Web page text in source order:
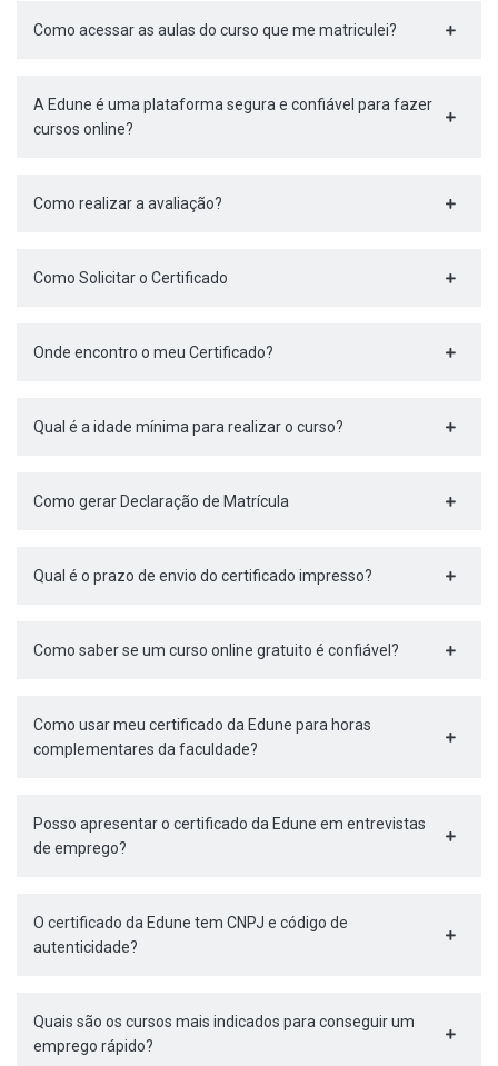
Como acessar as aulas do curso que me matriculei?
A Edune é uma plataforma segura e confiável para fazer
cursos online?
Como realizar a avaliação?
Como Solicitar o Certificado
Onde encontro o meu Certificado?
Qual é a idade mínima para realizar o curso?
Como gerar Declaração de Matrícula
Qual é o prazo de envio do certificado impresso?
Como saber se um curso online gratuito é confiável?
Como usar meu certificado da Edune para horas
complementares da faculdade?
Posso apresentar o certificado da Edune em entrevistas
de emprego?
O certificado da Edune tem CNPJ e código de
autenticidade?
Quais são os cursos mais indicados para conseguir um
emprego rápido?